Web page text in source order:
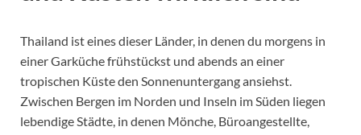
Thailand ist eines dieser Länder, in denen du morgens in
einer Garküche frühstückst und abends an einer
tropischen Küste den Sonnenuntergang ansiehst.
Zwischen Bergen im Norden und Inseln im Süden liegen
lebendige Städte, in denen Mönche, Büroangestellte,